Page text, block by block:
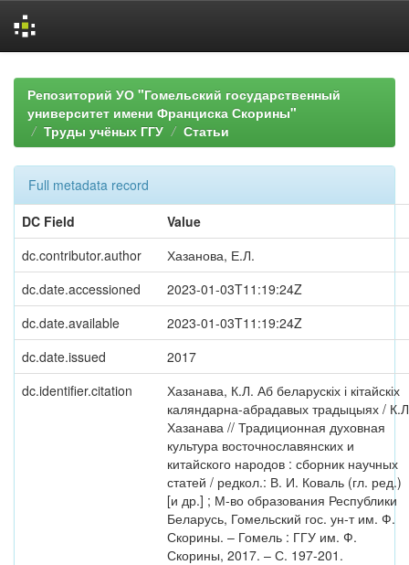
navigationРепозиторий УО "Гомельский государственный
университет имени Франциска Скорины"
Труды учёных ГГУ
Статьи
Full metadata record
DC Field
Value
dc.contributor.author
Хазанова, Е.Л.
dc.date.accessioned
2023-01-03T11:19:24Z
dc.date.available
2023-01-03T11:19:24Z
dc.date.issued
2017
dc.identifier.citation
Хазанава, К.Л. Аб беларускіх і кітайскіх
каляндарна-абрадавых традыцыях /
Хазанава // Традиционная духовная
культура восточнославянских и
китайского народов : сборник научных
статей / редкол.: В. И. Коваль (гл. ред.)
[и др.] ; М-во образования Республики
Беларусь, Гомельский гос. ун-т им. Ф.
Скорины. – Гомель : ГГУ им. Ф.
Скорины, 2017. – С. 197-201.